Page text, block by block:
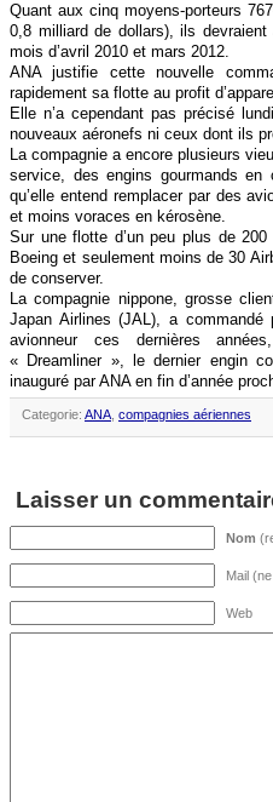
Quant aux cinq moyens-porteurs
0,8 milliard de dollars), ils
mois d’avril 2010 et mars 2012.
ANA justifie cette nouvelle
rapidement sa flotte au profit
Elle n’a cependant pas précisé
nouveaux aéronefs ni ceux dont ils
La compagnie a encore plusieurs
service, des engins gourmands
qu’elle entend remplacer par des
et moins voraces en kérosène.
Sur une flotte d’un peu plus de
Boeing et seulement moins de 30
de conserver.
La compagnie nippone, grosse
Japan Airlines (JAL), a commandé
avionneur ces dernières
« Dreamliner », le dernier engin
inauguré par ANA en fin d’année
Categorie: ANA compagnies aériennes
Laisser un
Nom
Mail
Web